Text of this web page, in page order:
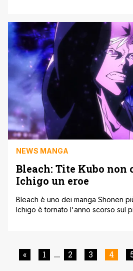
storia. Anche se è passato molto
parte dei vecchi doppiatori hanno
NEWS MANGA
Bleach: Tite Kubo non
Ichigo un eroe
Bleach è uno dei manga Shonen
Ichigo è tornato l'anno scorso sul
dell'anime. Tite Kubo
seconda parte [']
« 1 ... 2 3 4